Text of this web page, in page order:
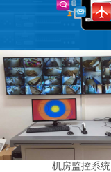
机房监控系统